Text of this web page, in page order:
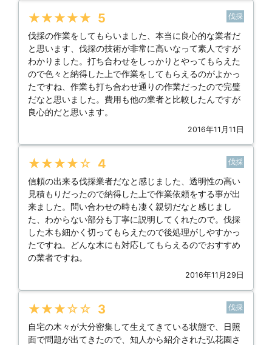
★★★★★ 5 伐採
伐採の作業をしてもらいました、本当に良心的な業者だ
と思います、伐採の技術が非常に高いなって素人ですが
わかりました。打ち合わせをしっかりとやってもらえた
ので色々と納得した上で作業をしてもらえるのがよかっ
たですね、作業も打ち合わせ通りの作業だったので完璧
だなと思いました。費用も他の業者と比較したんですが
良心的だと思います。
2016年11月11日
★★★★★ 4 伐採
信頼の出来る伐採業者だなと感じました、透明性の高い
見積もりだったので納得した上で作業依頼をする事が出
来ました。問い合わせの時も凄く親切だなと感じまし
た、わからない部分も丁寧に説明してくれたので。伐採
した木も細かく切ってもらえたので後処理がしやすかっ
たですね。どんな木にも対応してもらえるのでおすすめ
の業者ですね。
2016年11月29日
★★★★★ 3 伐採
自宅の木々が大分密集して生えてきている状態で、日照
面で問題が出てきたので、知人から紹介された弘花園さ